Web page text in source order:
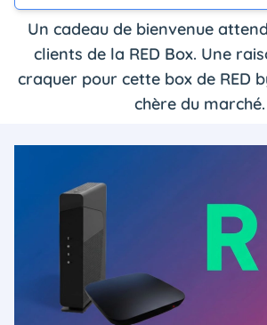
Un cadeau de bienvenue
clients de la RED Box. Une
craquer pour cette box de RED
chère du marché.